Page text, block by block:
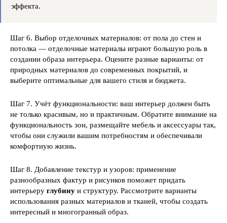
эффекта.
Шаг 6. Выбор отделочных материалов: от пола до стен и
потолка — отделочные материалы играют большую роль в
создании образа интерьера. Оцените разные варианты: от
природных материалов до современных покрытий, и
выберите оптимальные для вашего стиля и бюджета.
Шаг 7. Учёт функциональности: ваш интерьер должен быть
не только красивым, но и практичным. Обратите внимание на
функциональность зон, размещайте мебель и аксессуары так,
чтобы они служили вашим потребностям и обеспечивали
комфортную жизнь.
Шаг 8. Добавление текстур и узоров: применение
разнообразных фактур и рисунков поможет придать
интерьеру глубину и структуру. Рассмотрите варианты
использования разных материалов и тканей, чтобы создать
интересный и многогранный образ.